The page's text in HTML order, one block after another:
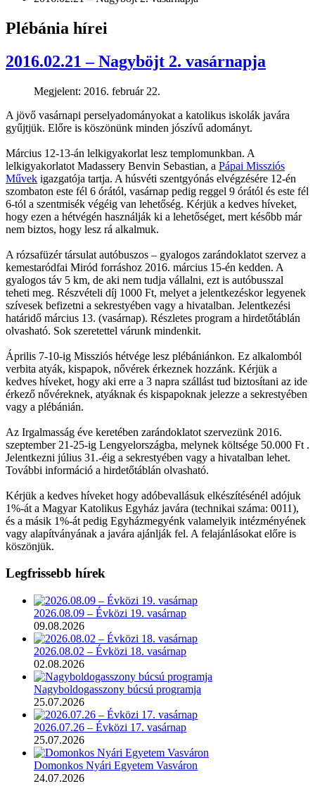
Plébánia hírei
2016.02.21 – Nagyböjt 2. vasárnapja
Megjelent: 2016. február 22.
A jövő vasárnapi perselyadományokat a katolikus iskolák javára
gyűjtjük. Előre is köszönünk minden jószívű adományt.
Március 12-13-án lelkigyakorlat lesz templomunkban. A
lelkigyakorlatot Madassery Benvin Sebastian, a Pápai Missziós
Művek igazgatója tartja. A húsvéti szentgyónás elvégzésére 12-én
szombaton este fél 6 órától, vasárnap pedig reggel 9 órától és este fél
6-tól a szentmisék végéig van lehetőség. Kérjük a kedves híveket,
hogy ezen a hétvégén használják ki a lehetőséget, mert később már
nem biztos, hogy lesz rá alkalmuk.
A rózsafüzér társulat autóbuszos – gyalogos zarándoklatot szervez a
kemestaródfai Miród forráshoz 2016. március 15-én kedden. A
gyalogos táv 5 km, de aki nem tudja vállalni, ezt is autóbusszal
teheti meg. Részvételi díj 1000 Ft, melyet a jelentkezéskor legyenek
szívesek befizetni a sekrestyében vagy a hivatalban. Jelentkezési
határidő március 13. (vasárnap). Részletes program a hirdetőtáblán
olvasható. Sok szeretettel várunk mindenkit.
Április 7-10-ig Missziós hétvége lesz plébániánkon. Ez alkalomból
verbita atyák, kispapok, nővérek érkeznek hozzánk. Kérjük a
kedves híveket, hogy aki erre a 3 napra szállást tud biztosítani az ide
érkező nővéreknek, atyáknak és kispapoknak jelezze a sekrestyében
vagy a plébánián.
Az Irgalmasság éve keretében zarándoklatot szervezünk 2016.
szeptember 21-25-ig Lengyelországba, melynek költsége 50.000 Ft .
Jelentkezni július 31.-éig a sekrestyében vagy a hivatalban lehet.
További információ a hirdetőtáblán olvasható.
Kérjük a kedves híveket hogy adóbevallásuk elkészítésénél adójuk
1%-át a Magyar Katolikus Egyház javára (technikai száma: 0011),
és a másik 1%-át pedig Egyházmegyénk valamelyik intézményének
vagy alapítványának a javára ajánlják fel. A felajánlásokat előre is
köszönjük.
Legfrissebb hírek
2026.08.09 – Évközi 19. vasárnap
09.08.2026
2026.08.02 – Évközi 18. vasárnap
02.08.2026
Nagyboldogasszony búcsú programja
25.07.2026
2026.07.26 – Évközi 17. vasárnap
25.07.2026
Domonkos Nyári Egyetem Vasváron
24.07.2026